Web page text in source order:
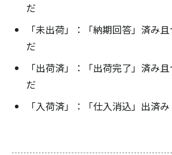
だ
「未出荷」：「納期回答」済み
だ
「出荷済」：「出荷完了」済み
だ
「入荷済」：「仕入消込」出済み